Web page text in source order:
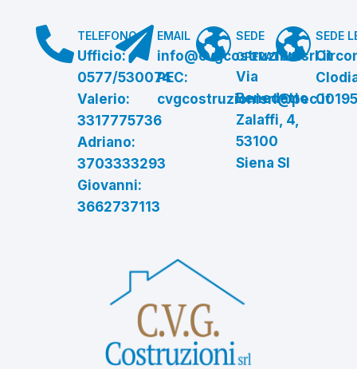
TELEFONO
Ufficio:
0577/530074
Valerio:
3317775736
Adriano:
3703333293
Giovanni:
3662737113
EMAIL
info@cvgcostruzionisrl.it
PEC:
cvgcostruzionisrl@pec.it
SEDE
OPERATIVA
Via
Benedetto
Zalaffi, 4,
53100
Siena SI
SEDE